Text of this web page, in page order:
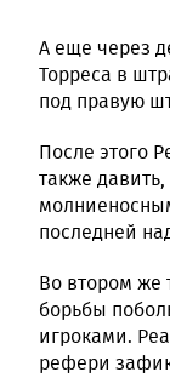
А еще через
Торреса в
под правую
После этого
также
последней
Во втором
борьбы
игроками.
рефери